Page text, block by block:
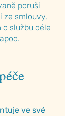
poruší
ze smlouvy,
službu déle
ve své